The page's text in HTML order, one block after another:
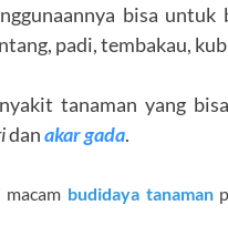
bisa untuk
padi, tembakau,
tanaman yang
danakar gada.
macam budidaya tanaman